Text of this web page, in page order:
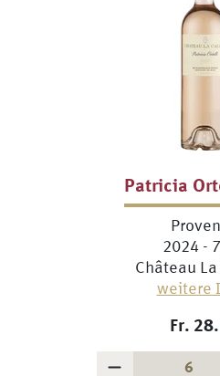
Patricia
2024 -
Château
weitere
Fr.